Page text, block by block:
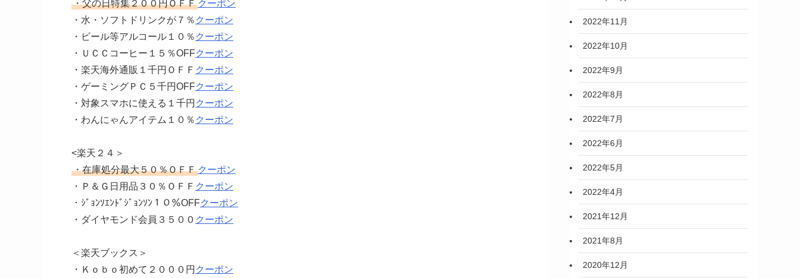
・父の日特集２００円ＯＦＦ クーポン
・水・ソフトドリンクが７％ クーポン
・ビール等アルコール１０％ クーポン
・ＵＣＣコーヒー１５％OFFクーポン
・楽天海外通販１千円ＯＦＦ クーポン
・ゲーミングＰＣ５千円OFFクーポン
・対象スマホに使える１千円 クーポン
・わんにゃんアイテム１０％ クーポン
<楽天２４＞
・在庫処分最大５０％ＯＦＦ クーポン
・Ｐ＆Ｇ日用品３０％ＯＦＦ クーポン
・ｼﾞｮﾝｿｴﾝﾄﾞｼﾞｮﾝｿﾝ１０％OFFクーポン
・ダイヤモンド会員３５００ クーポン
＜楽天ブックス＞
・Ｋｏｂｏ初めて２０００円 クーポン
2022年11月
2022年10月
2022年9月
2022年8月
2022年7月
2022年6月
2022年5月
2022年4月
2021年12月
2021年8月
2020年12月